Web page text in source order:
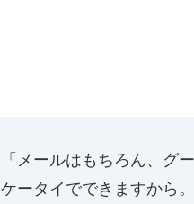
「メールはもちろん、 グ
ケータイでできますから